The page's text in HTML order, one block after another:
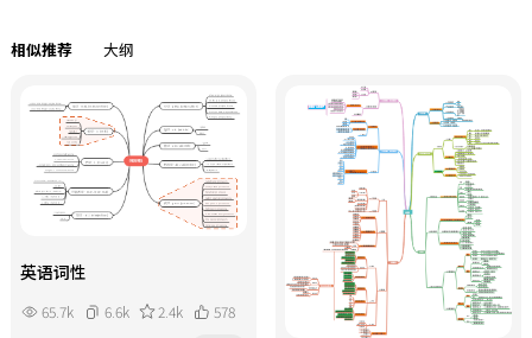
相似推荐 大纲
英语词性
65.7k 6.6k 2.4k
578